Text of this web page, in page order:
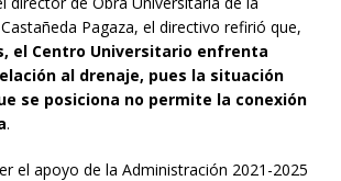
Pagaza, el directivo refirió que,
el Centro Universitario enfrenta
al drenaje, pues la situación
se posiciona no permite la conexión
.
el apoyo de la Administración 2021-2025